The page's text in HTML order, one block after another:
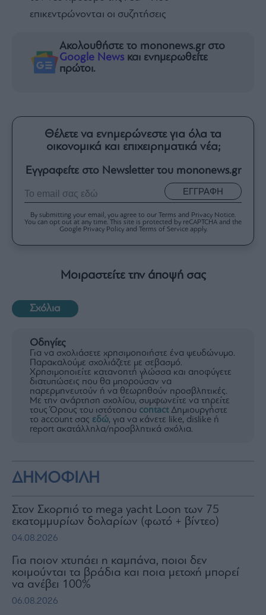
επικεντρώνονται οι συζητήσεις
Ακολουθήστε το mononews.gr στο
Google News και ενημερωθείτε
πρώτοι.
Θέλετε να ενημερώνεστε για όλα τα
οικονομικά και επιχειρηματικά νέα;
Εγγραφείτε στο Newsletter του mononews.gr
ΕΓΓΡΑΦΗ
By submitting your email, you agree to our Terms and Privacy Notice.
You can opt out at any time. This site is protected by reCAPTCHA and the
Google Privacy Policy and Terms of Service apply.
Μοιραστείτε την άποψή σας
Σχόλια
Οδηγίες
Για να σχολιάσετε χρησιμοποιήστε ένα ψευδώνυμο.
Παρακαλούμε σχολιάζετε με σεβασμό.
Χρησιμοποιείτε κατανοητή γλώσσα και αποφύγετε
διατυπώσεις που θα μπορούσαν να
παρερμηνευτούν ή να θεωρηθούν προσβλητικές.
Με την ανάρτηση σχολίου, συμφωνείτε να τηρείτε
τους Όρους του ιστότοπου contactΔημιουργήστε
το account σας εδώ, για να κάνετε like, dislike ή
report ακατάλληλα/προσβλητικά σχόλια.
ΔΗΜΟΦΙΛΗ
Στον Σκορπιό το mega yacht Loon των 75
εκατομμυρίων δολαρίων (φωτό + βίντεο)
04.08.2026
Για ποιον χτυπάει η καμπάνα, ποιοι δεν
κοιμούνται τα βράδια και ποια μετοχή μπορεί
να ανέβει 100%
06.08.2026